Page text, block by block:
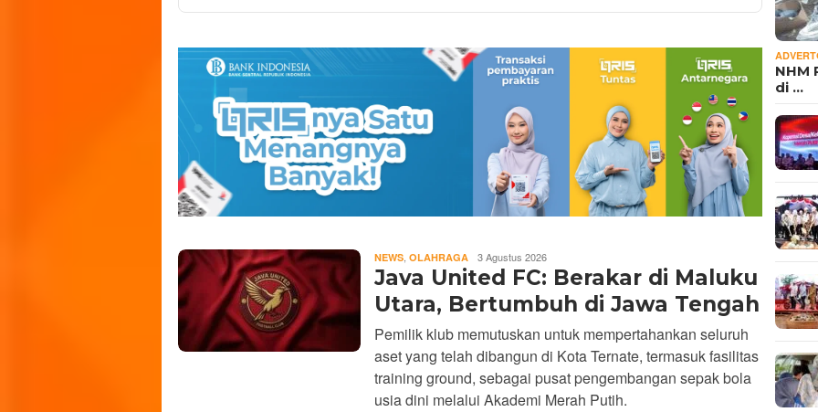
BERITA
DAN
INFORMASI
MALUKU
UTARA
HARI
INI
NEWS, OLAHRAGAREDAKSI
3 Agustus 2026
Java United FC: Berakar di Maluku
Utara, Bertumbuh di Jawa Tengah
Pemilik klub memutuskan untuk mempertahankan seluruh
aset yang telah dibangun di Kota Ternate, termasuk fasilitas
training ground, sebagai pusat pengembangan sepak bola
usia dini melalui Akademi Merah Putih.
NHM
di …